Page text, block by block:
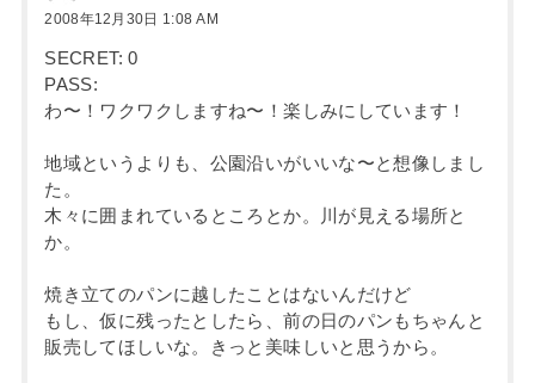
2008年12月30日 1:08 AM
SECRET: 0
PASS:
わ〜！ワクワクしますね〜！楽しみにしています！
地域というよりも、公園沿いがいいな〜と想像しまし
た。
木々に囲まれているところとか。川が見える場所と
か。
焼き立てのパンに越したことはないんだけど
もし、仮に残ったとしたら、前の日のパンもちゃんと
販売してほしいな。きっと美味しいと思うから。